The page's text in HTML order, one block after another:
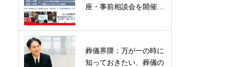
座・事前相談会を開催…
葬儀界隈：万が一の時に
知っておきたい、葬儀の